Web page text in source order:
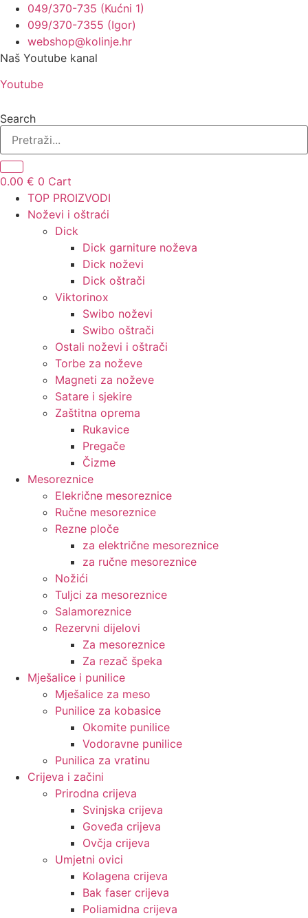
049/370-735 (Kućni 1)
099/370-7355 (Igor)
webshop@kolinje.hr
Naš Youtube kanal
Youtube
Search
0.00 € 0 Cart
TOP PROIZVODI
Noževi i oštraći
Dick
Dick garniture noževa
Dick noževi
Dick oštrači
Viktorinox
Swibo noževi
Swibo oštrači
Ostali noževi i oštrači
Torbe za noževe
Magneti za noževe
Satare i sjekire
Zaštitna oprema
Rukavice
Pregače
Čizme
Mesoreznice
Elekrične mesoreznice
Ručne mesoreznice
Rezne ploče
za električne mesoreznice
za ručne mesoreznice
Nožići
Tuljci za mesoreznice
Salamoreznice
Rezervni dijelovi
Za mesoreznice
Za rezač špeka
Mješalice i punilice
Mješalice za meso
Punilice za kobasice
Okomite punilice
Vodoravne punilice
Punilica za vratinu
Crijeva i začini
Prirodna crijeva
Svinjska crijeva
Goveđa crijeva
Ovčja crijeva
Umjetni ovici
Kolagena crijeva
Bak faser crijeva
Poliamidna crijeva